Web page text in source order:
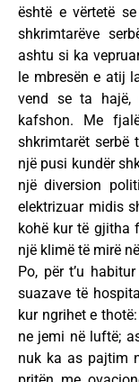
është e vërtetë
shkrimtarëve
ashtu si ka
le mbresën e atij
vend se ta hajë,
kafshon. Me
shkrimtarët serbë
një pusi kundër
një diversion
elektrizuar midis
kohë kur të gjitha
një klimë të mirë
Po, për t’u
suazave të
kur ngrihet e
ne jemi në luftë;
nuk ka as pajtim